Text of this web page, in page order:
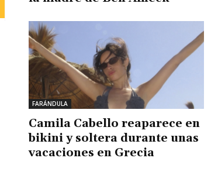
FARÁNDULA
Camila Cabello reaparece en
bikini y soltera durante unas
vacaciones en Grecia